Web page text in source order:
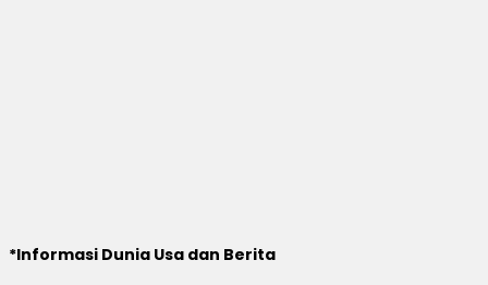
*Informasi Dunia Usa dan Berita